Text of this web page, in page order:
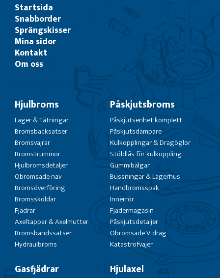
Startsida
Snabborder
Sprängskisser
Mina sidor
Kontakt
Om oss
Hjulbroms
Lager & Tätningar
Bromsbacksatser
Bromsvajrar
Bromstrummor
Hjulbromsdetaljer
Obromsade nav
Bromsöverföring
Bromssköldar
Fjädrar
Axeltappar & Axelmutter
Bromsbandssatser
Hydraulbroms
Påskjutsbroms
Påskjutsenhet komplett
Påskjutsdämpare
Kulkopplingar & Dragöglor
Stöldlås för kulkoppling
Gummibälgar
Bussningar & Lagerhus
Handbromsspak
Innerrör
Fjädermagasin
Påskjutsdetaljer
Obromsade V-drag
Katastrofvajer
Gasfjädrar Hjulaxel